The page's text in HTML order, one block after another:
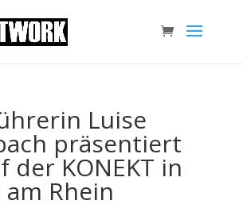
Luise
präsentiert
der KONEKT in
Rhein